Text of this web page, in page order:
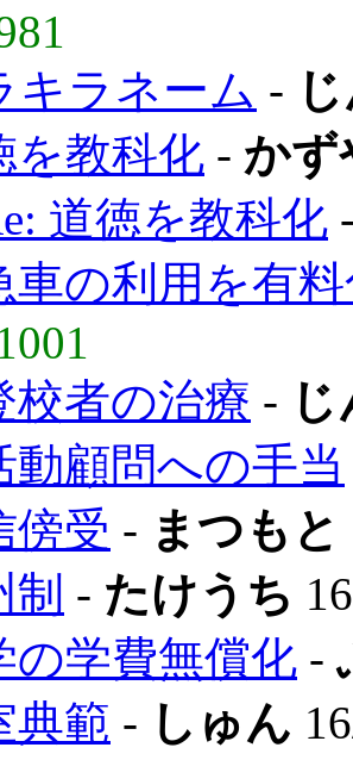
キラネーム -
を教科化 - かず
道徳を教科化
車の利用を有
校者の治療 - じ
動顧問への手当
傍受 - まつもと
制 - たけうち
の学費無償化 -
典範 - しゅん